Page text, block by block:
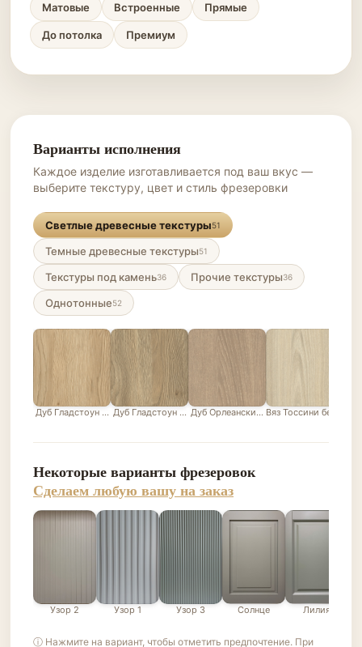
Матовые Встроенные Прямые
До потолка Премиум
Варианты исполнения
Каждое изделие изготавливается под ваш вкус —
выберите текстуру, цвет и стиль фрезеровки
Светлые древесные текстуры51
Темные древесные текстуры51
Текстуры под камень36 Прочие текстуры36
Однотонные52
Дуб Гладстоун песочныйДуб Гладстоун серо-бежевыйДуб Орлеанский песочно-бежевый
Вяз Тоссини белый
Некоторые варианты фрезеровок
Сделаем любую вашу на заказ
Узор 2 Узор 1 Узор 3 Солнце Лилия
ⓘ Нажмите на вариант, чтобы отметить предпочтение. При